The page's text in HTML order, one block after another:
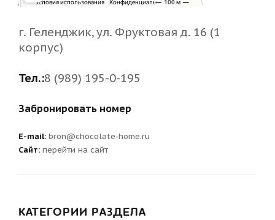
г. Геленджик, ул. Фруктовая д. 16 (1
корпус)
Тел.:8 (989) 195-0-195
Забронировать номер
E-mail: bron@chocolate-home.ru
Сайт: перейти на сайт
КАТЕГОРИИ РАЗДЕЛА